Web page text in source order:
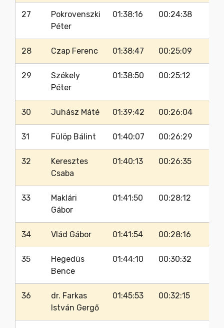
27
Pokrovenszki
Péter
01:38:16 00:24:38
28 Czap Ferenc 01:38:47 00:25:09
29
Székely
Péter
01:38:50 00:25:12
30 Juhász Máté 01:39:42 00:26:04
31 Fülöp Bálint 01:40:07 00:26:29
32
Keresztes
Csaba
01:40:13 00:26:35
33
Maklári
Gábor
01:41:50 00:28:12
34 Vlád Gábor 01:41:54 00:28:16
35
Hegedüs
Bence
01:44:10 00:30:32
36
dr. Farkas
István Gergő
01:45:53 00:32:15